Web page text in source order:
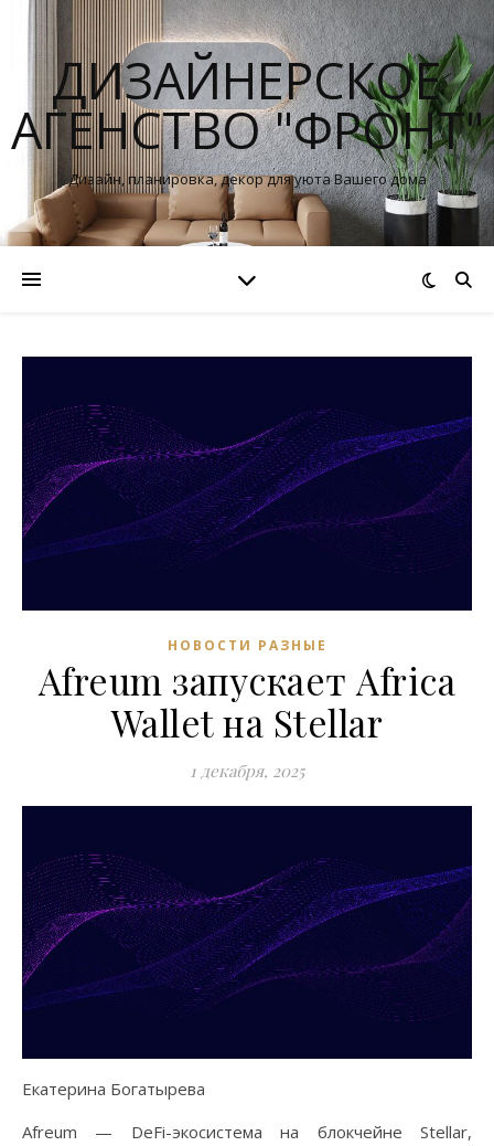
ДИЗАЙНЕРСКОЕ
АГЕНСТВО "ФРОНТ"
Дизайн, планировка, декор для уюта Вашего дома
НОВОСТИ РАЗНЫЕ
Afreum запускает Africa
Wallet на Stellar
1 декабря, 2025
Екатерина Богатырева
Afreum — DeFi-экосистема на блокчейне Stellar,